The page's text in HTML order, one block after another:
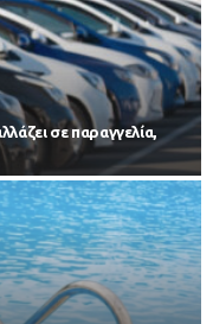
σε παραγγελία,